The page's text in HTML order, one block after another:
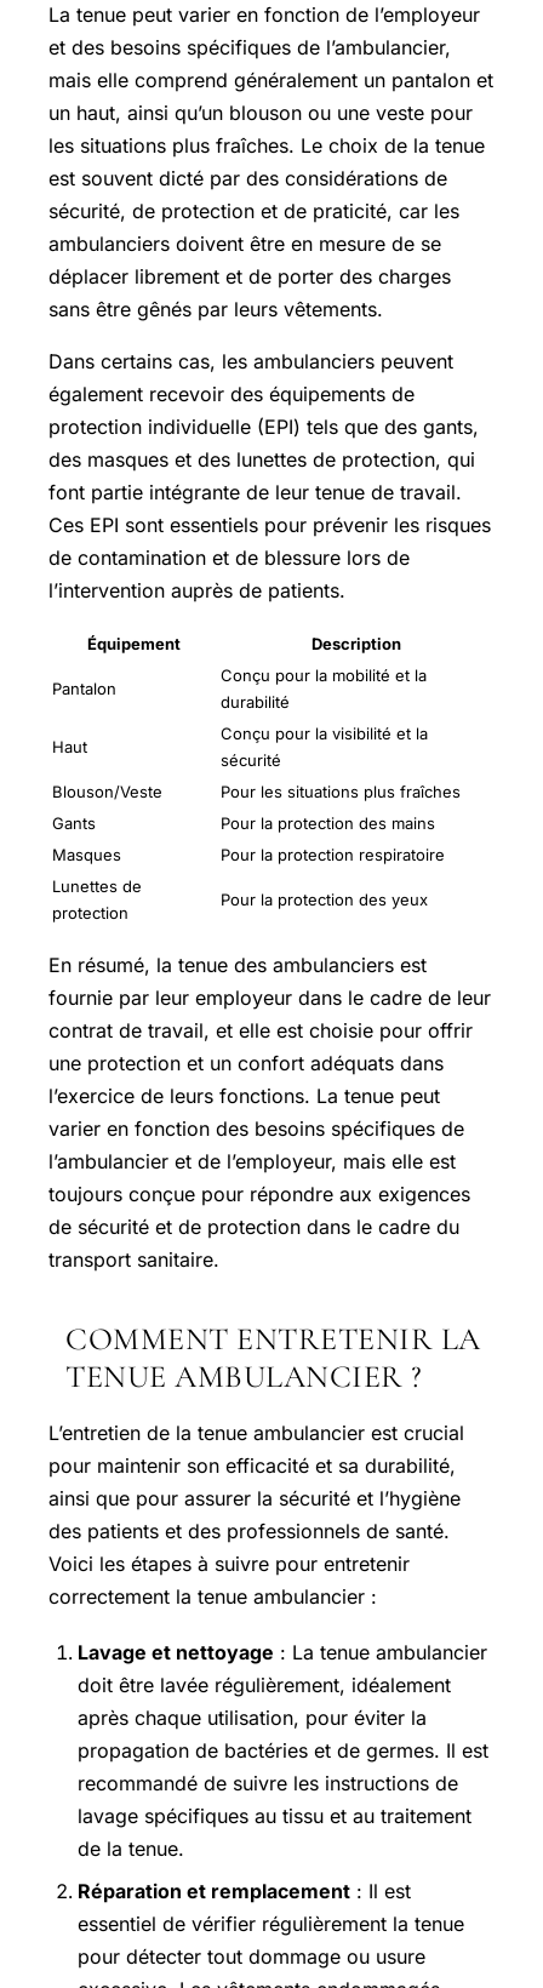
La tenue peut varier en fonction de l’employeur
et des besoins spécifiques de l’ambulancier,
mais elle comprend généralement un pantalon et
un haut, ainsi qu’un blouson ou une veste pour
les situations plus fraîches. Le choix de la tenue
est souvent dicté par des considérations de
sécurité, de protection et de praticité, car les
ambulanciers doivent être en mesure de se
déplacer librement et de porter des charges
sans être gênés par leurs vêtements.
Dans certains cas, les ambulanciers peuvent
également recevoir des équipements de
protection individuelle (EPI) tels que des gants,
des masques et des lunettes de protection, qui
font partie intégrante de leur tenue de travail.
Ces EPI sont essentiels pour prévenir les risques
de contamination et de blessure lors de
l’intervention auprès de patients.
Équipement Description
Pantalon
Conçu pour la mobilité et la
durabilité
Haut
Conçu pour la visibilité et la
sécurité
Blouson/Veste
Pour les situations plus fraîches
Gants
Pour la protection des mains
Masques
Pour la protection respiratoire
Lunettes de
protection
Pour la protection des yeux
En résumé, la tenue des ambulanciers est
fournie par leur employeur dans le cadre de leur
contrat de travail, et elle est choisie pour offrir
une protection et un confort adéquats dans
l’exercice de leurs fonctions. La tenue peut
varier en fonction des besoins spécifiques de
l’ambulancier et de l’employeur, mais elle est
toujours conçue pour répondre aux exigences
de sécurité et de protection dans le cadre du
transport sanitaire.
COMMENT ENTRETENIR LA
TENUE AMBULANCIER ?
L’entretien de la tenue ambulancier est crucial
pour maintenir son efficacité et sa durabilité,
ainsi que pour assurer la sécurité et l’hygiène
des patients et des professionnels de santé.
Voici les étapes à suivre pour entretenir
correctement la tenue ambulancier :
Lavage et nettoyage : La tenue ambulancier
doit être lavée régulièrement, idéalement
après chaque utilisation, pour éviter la
propagation de bactéries et de germes. Il est
recommandé de suivre les instructions de
lavage spécifiques au tissu et au traitement
de la tenue.
Réparation et remplacement : Il est
essentiel de vérifier régulièrement la tenue
pour détecter tout dommage ou usure